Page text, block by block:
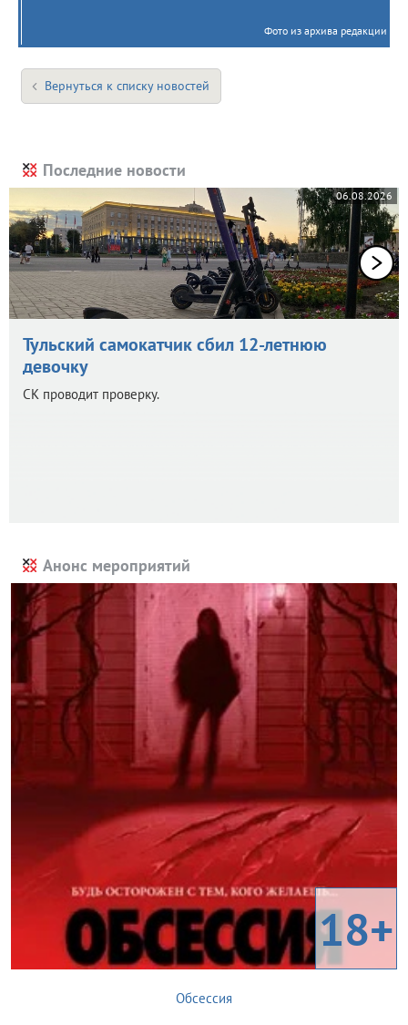
Фото из архива редакции
Вернуться к списку новостей
Последние новости
06.08.2026
Тульский самокатчик сбил 12-летнюю
девочку
СК проводит проверку.
Анонс мероприятий
18+
Обсессия